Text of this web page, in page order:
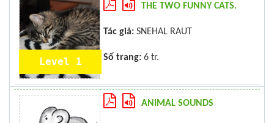
Level 1
THE TWO FUNNY CATS.
Tác giả: SNEHAL RAUT
Số trang: 6 tr.
ANIMAL SOUNDS